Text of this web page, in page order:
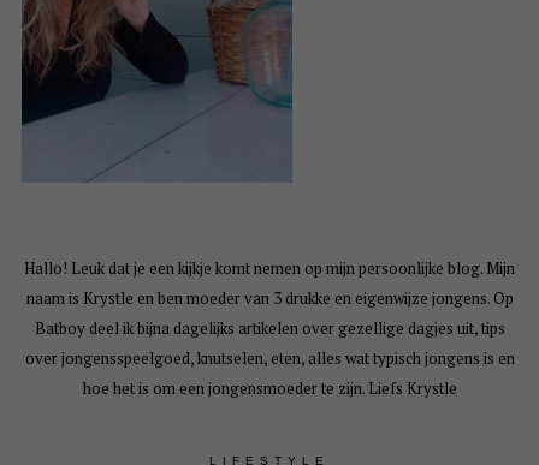
Hallo! Leuk dat je een kijkje komt nemen op mijn persoonlijke blog. Mijn
naam is Krystle en ben moeder van 3 drukke en eigenwijze jongens. Op
Batboy deel ik bijna dagelijks artikelen over gezellige dagjes uit, tips
over jongensspeelgoed, knutselen, eten, alles wat typisch jongens is en
hoe het is om een jongensmoeder te zijn. Liefs Krystle
LIFESTYLE